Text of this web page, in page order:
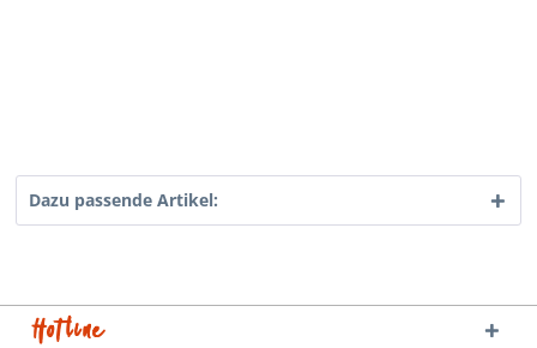
Dazu passende Artikel:
Hotline